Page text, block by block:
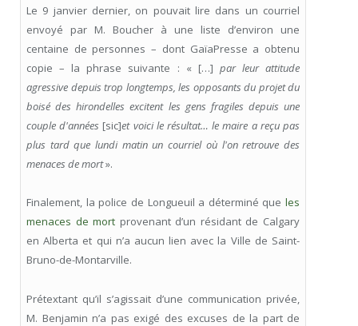
Le 9 janvier dernier, on pouvait lire dans un courriel
envoyé par M. Boucher à une liste d’environ une
centaine de personnes – dont GaïaPresse a obtenu
copie – la phrase suivante : « […] par leur attitude
agressive depuis trop longtemps, les opposants du projet du
boisé des hirondelles excitent les gens fragiles depuis une
couple d'années [sic]et voici le résultat… le maire a reçu pas
plus tard que lundi matin un courriel où l'on retrouve des
menaces de mort».
Finalement, la police de Longueuil a déterminé que les
menaces de mort provenant d’un résidant de Calgary
en Alberta et qui n’a aucun lien avec la Ville de Saint-
Bruno-de-Montarville.
Prétextant qu’il s’agissait d’une communication privée,
M. Benjamin n’a pas exigé des excuses de la part de